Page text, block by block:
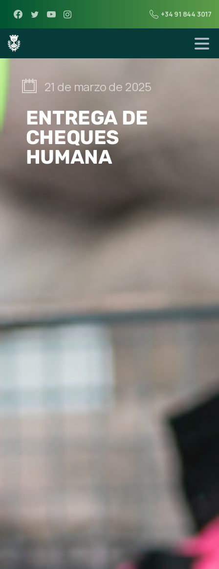
+34 91 844 3017
21 de marzo de 2025
ENTREGA DE
CHEQUES
HUMANA